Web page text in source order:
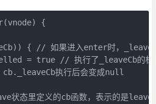
{
{ // 如果进入enter时，
= true // 执行了_leaveCb的标
执行后会变成null
状态里定义的cb函数，表示的是leave